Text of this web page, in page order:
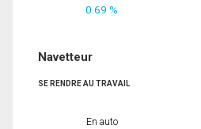
0.69 %
Navetteur
SE RENDRE AU TRAVAIL
En auto